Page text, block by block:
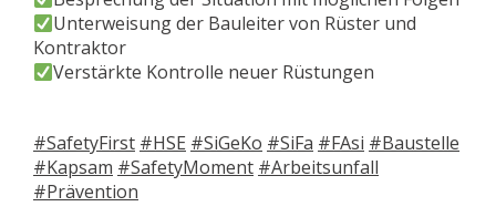
Unterweisung der Bauleiter von Rüster und
Kontraktor
Verstärkte Kontrolle neuer Rüstungen
#SafetyFirst #HSE #SiGeKo #SiFa #FAsi #Baustelle
#Kapsam #SafetyMoment #Arbeitsunfall
#Prävention